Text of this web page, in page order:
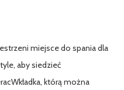
miejsce do spania dla
aby siedzieć
którą można